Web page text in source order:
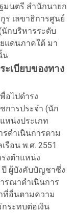
มนตรี สำนักนายก
ร เลขาธิการศูนย์
กบริหารระดับ
แดนภาคใต้ มา
น
เบียบของทาง
อไปดำรง
การประจำ (นัก
หน่งประเภท
รดำเนินการตาม
รือน พ.ศ. 2551
งตำแหน่ง
ผู้บังคับบัญชาซึ่ง
รณาดำเนินการ
ที่อื่นตามความ
ระทบต่อเงิน